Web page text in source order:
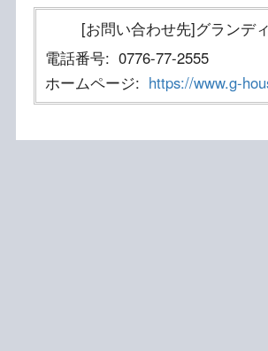
[お問い合わせ先]グランデ
電話番号: 0776-77-2555
ホームページ: https://www.g-